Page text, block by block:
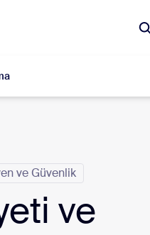
olan, ilgi gören ve ses
Notes
ve Güvenlik
ve